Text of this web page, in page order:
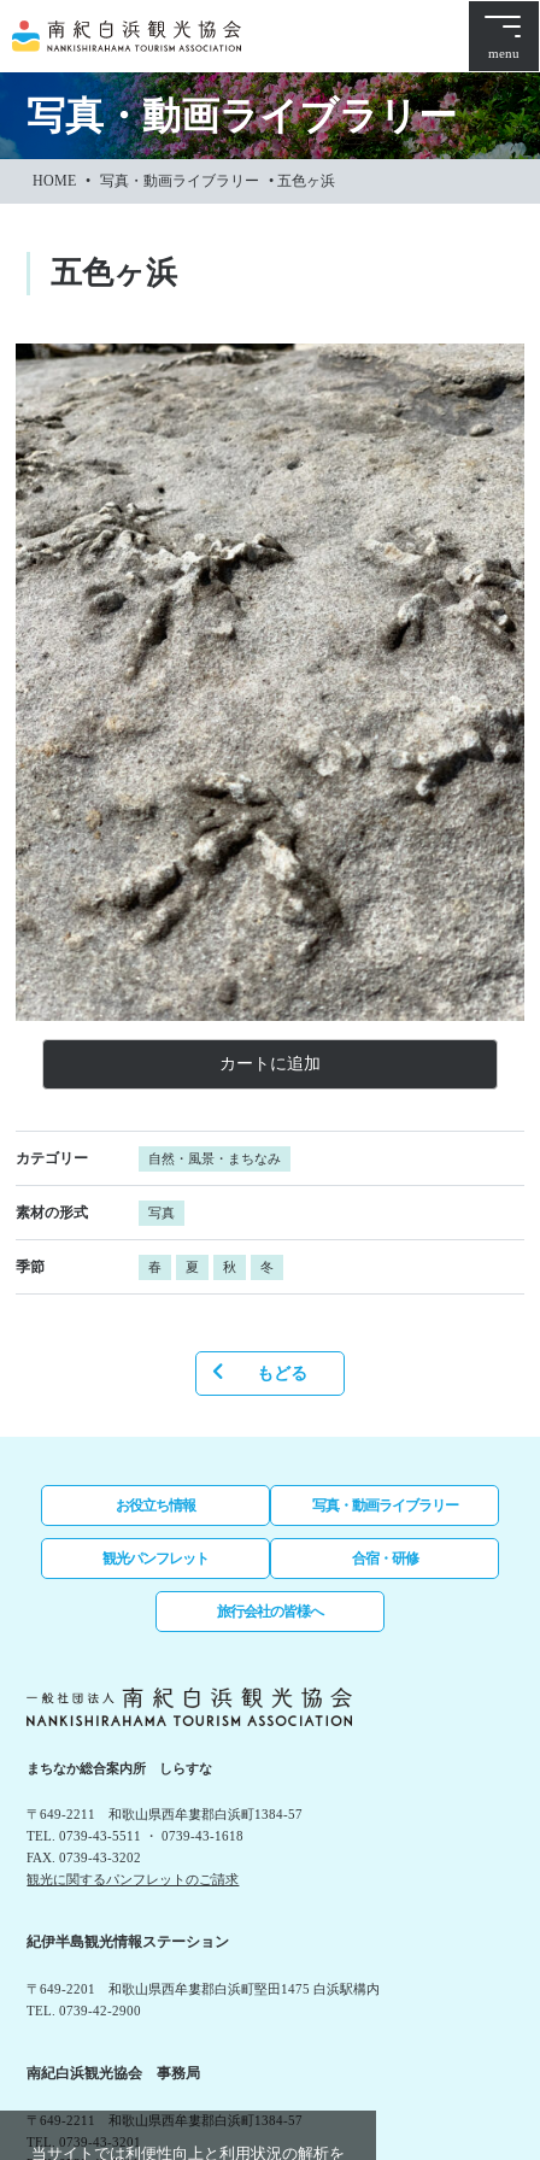
当サイトでは利便性向上と利用状況の解析を
文
に
ッ
menu
写真・動画ライブラリー
HOME • 写真・動画ライブラリー •五色ヶ浜
五色ヶ浜
カートに追加
カテゴリー 自然・風景・まちなみ
素材の形式 写真
季節 春 夏 秋 冬
もどる
お役立ち情報 写真・動画ライブラリー
観光パンフレット 合宿・研修
旅行会社の皆様へ
まちなか総合案内所 しらすな
〒649-2211 和歌山県西牟婁郡白浜町1384-57
TEL. 0739-43-5511 ・ 0739-43-1618
FAX. 0739-43-3202
観光に関するパンフレットのご請求
紀伊半島観光情報ステーション
〒649-2201 和歌山県西牟婁郡白浜町堅田1475 白浜駅構内
TEL. 0739-42-2900
南紀白浜観光協会 事務局
〒649-2211 和歌山県西牟婁郡白浜町1384-57
TEL. 0739-43-3201